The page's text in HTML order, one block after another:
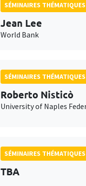
SÉMINAIRES THÉMATIQUES
Jean Lee
World Bank
SÉMINAIRES THÉMATIQUES
Roberto Nisticò
University of Naples
SÉMINAIRES THÉMATIQUES
TBA